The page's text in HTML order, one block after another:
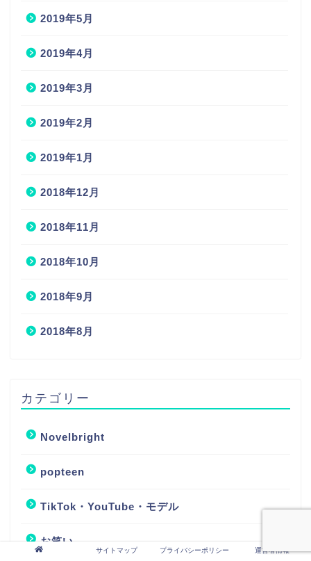
2019年5月
2019年4月
2019年3月
2019年2月
2019年1月
2018年12月
2018年11月
2018年10月
2018年9月
2018年8月
カテゴリー
Novelbright
popteen
TikTok・YouTube・モデル
お笑い
サイトマップ プライバシーポリシー 運営者情報